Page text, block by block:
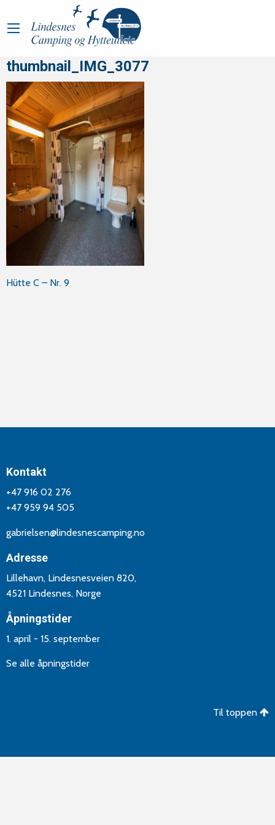
thumbnail_IMG_3077
Innleggsnavigasjon
Hütte C – Nr. 9
Kontakt
+47 916 02 276
+47 959 94 505
gabrielsen@lindesnescamping.no
Adresse
Lillehavn, Lindesnesveien 820,
4521 Lindesnes, Norge
Åpningstider
1. april - 15. september
Se alle åpningstider
Til toppen